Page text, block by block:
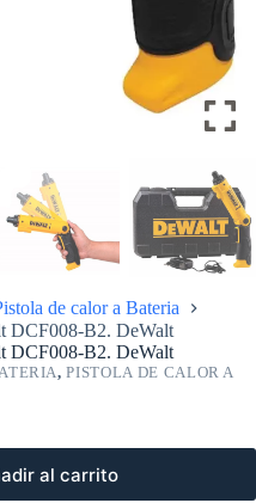
de calor a Bateria
DCF008-B2. DeWalt
DCF008-B2. DeWalt
,PISTOLA DE CALOR A
al carrito